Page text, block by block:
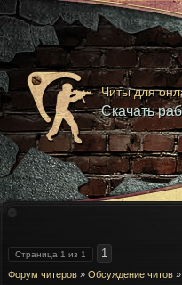
Читы для
Скачать
Страница 1 из 1 1
Форум читеров » Обсуждение читов »